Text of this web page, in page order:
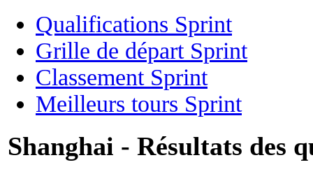
Qualifications Sprint
Grille de départ Sprint
Classement Sprint
Meilleurs tours Sprint
Shanghai - Résultats des